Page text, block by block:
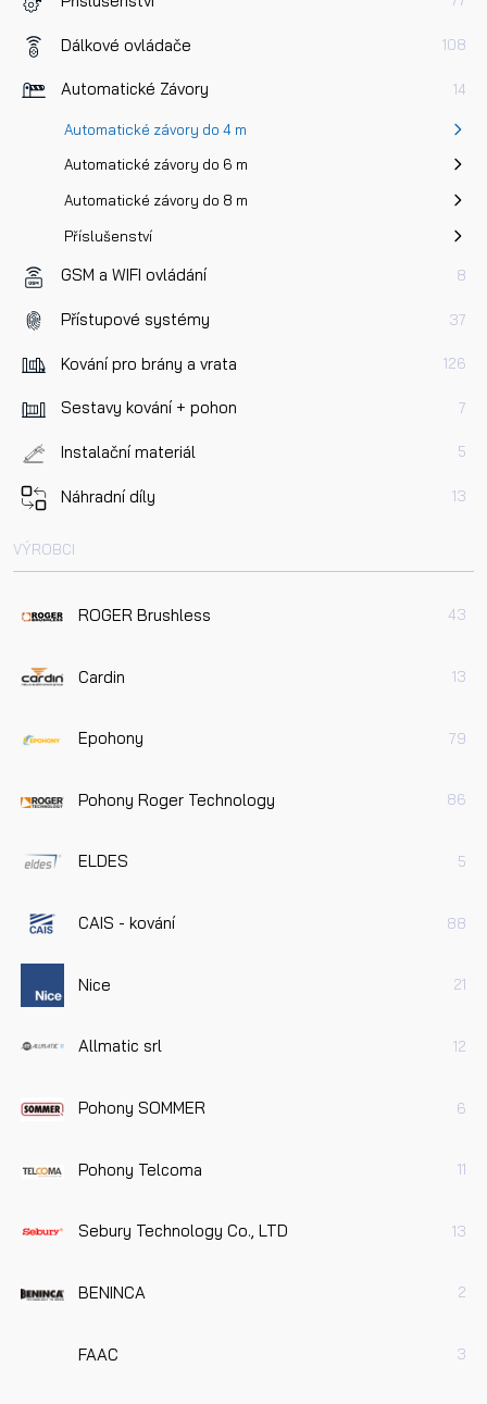
Dálkové ovládače 108
Automatické Závory 14
Automatické závory do 4 m
Automatické závory do 6 m
Automatické závory do 8 m
Příslušenství
GSM a WIFI ovládání 8
Přístupové systémy 37
Kování pro brány a vrata 126
Sestavy kování + pohon 7
Instalační materiál 5
Náhradní díly 13
VÝROBCI
ROGER Brushless 43
Cardin 13
Epohony 79
Pohony Roger Technology 86
ELDES 5
CAIS - kování 88
Nice 21
Allmatic srl 12
Pohony SOMMER 6
Pohony Telcoma 11
Sebury Technology Co., LTD 13
BENINCA 2
FAAC 3